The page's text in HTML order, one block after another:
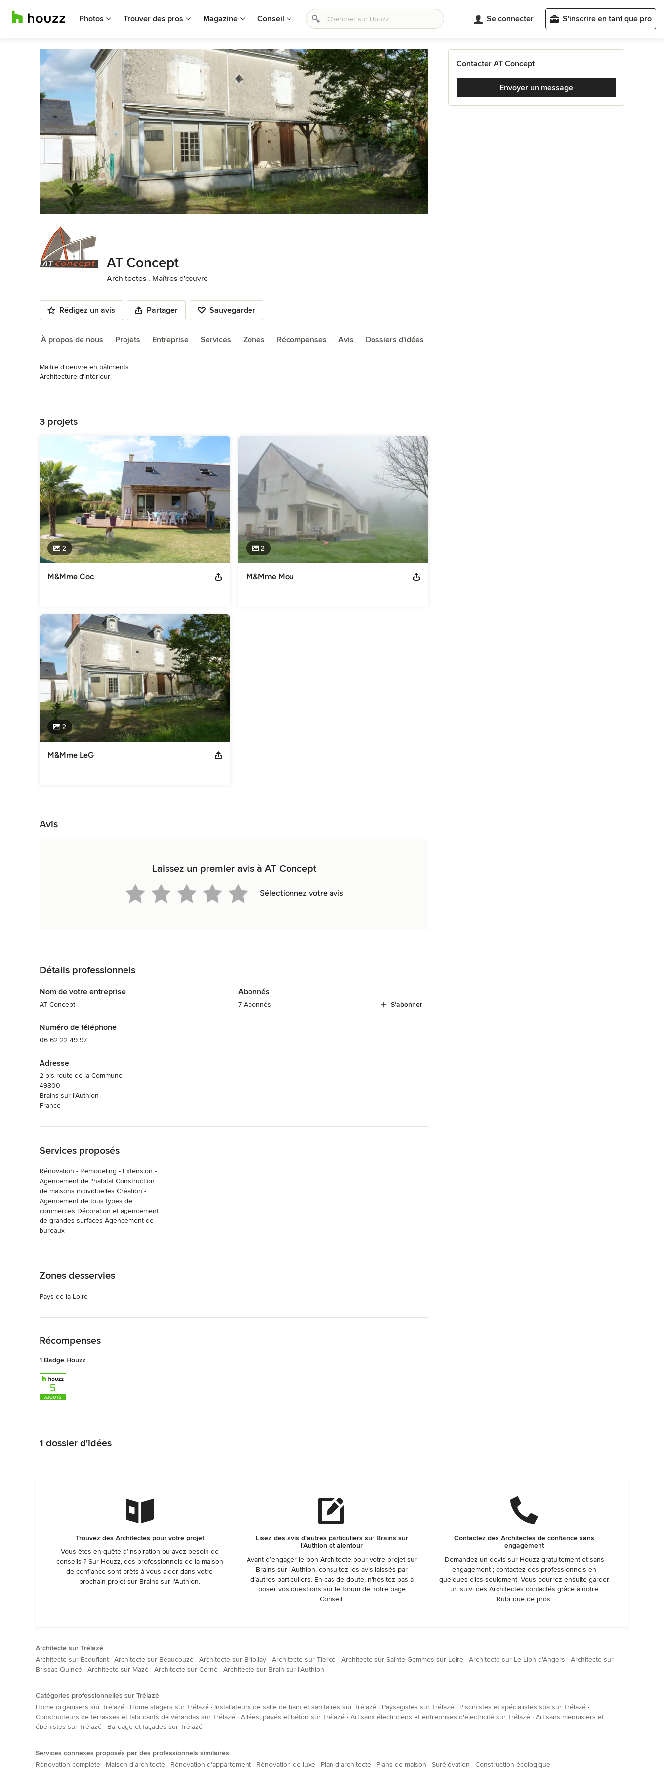
Photos Trouver des pros Magazine Conseil Se connecter S'inscrire en tant que pro
AT Concept
Architectes , Maîtres d'œuvre
Rédigez un avis Partager Sauvegarder
À propos de nous Projets Entreprise Services Zones Récompenses Avis Dossiers d'idées
À propos de nous
Maitre d'oeuvre en bâtiments
Architecture d'intérieur
Architectes ,Maîtres d'œuvre
3 projets
2
M&Mme Coc
2
M&Mme Mou
2
M&Mme LeG
Avis
Laissez un premier avis à AT Concept
Sélectionnez votre avis
Détails professionnels
Nom de votre entreprise
AT Concept
Numéro de téléphone
06 62 22 49 97
Adresse
2 bis route de la Commune
49800
Brains sur l'Authion
France
Abonnés
7 Abonnés S'abonner
Services proposés
Rénovation - Remodeling - Extension -
Agencement de l'habitat Construction
de maisons individuelles Création -
Agencement de tous types de
commerces Décoration et agencement
de grandes surfaces Agencement de
bureaux
Zones desservies
Pays de la Loire
Récompenses
1 Badge Houzz
1 dossier d'idées
Contacter AT Concept
Envoyer un message
Trouvez des Architectes pour votre projet
Vous êtes en quête d’inspiration ou avez besoin de
conseils ? Sur Houzz, des professionnels de la maison
de confiance sont prêts à vous aider dans votre
prochain projet sur Brains sur l'Authion.
Lisez des avis d'autres particuliers sur Brains sur
l'Authion et alentour
Avant d’engager le bon Architecte pour votre projet sur
Brains sur l'Authion, consultez les avis laissés par
d’autres particuliers. En cas de doute, n'hésitez pas à
poser vos questions sur le forum de notre page
Conseil.
Contactez des Architectes de confiance sans
engagement
Demandez un devis sur Houzz gratuitement et sans
engagement ; contactez des professionnels en
quelques clics seulement. Vous pourrez ensuite garder
un suivi des Architectes contactés grâce à notre
Rubrique de pros.
Architecte sur Trélazé
Architecte sur Écouflant · Architecte sur Beaucouzé · Architecte sur Briollay · Architecte sur Tiercé · Architecte sur Sainte-Gemmes-sur-Loire · Architecte sur Le Lion-d'Angers · Architecte sur
Brissac-Quincé · Architecte sur Mazé · Architecte sur Corné · Architecte sur Brain-sur-l'Authion
Catégories professionnelles sur Trélazé
Home organisers sur Trélazé · Home stagers sur Trélazé · Installateurs de salle de bain et sanitaires sur Trélazé · Paysagistes sur Trélazé · Piscinistes et spécialistes spa sur Trélazé ·
Constructeurs de terrasses et fabricants de vérandas sur Trélazé · Allées, pavés et béton sur Trélazé · Artisans électriciens et entreprises d'électricité sur Trélazé · Artisans menuisiers et
ébénistes sur Trélazé · Bardage et façades sur Trélazé
Services connexes proposés par des professionnels similaires
Rénovation complète · Maison d'architecte · Rénovation d'appartement · Rénovation de luxe · Plan d'architecte · Plans de maison · Surélévation · Construction écologique